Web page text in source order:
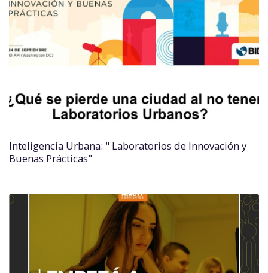
Inteligencia Urbana: " Laboratorios de Innovación y
Buenas Prácticas"